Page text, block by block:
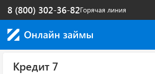
Горячая линия
8 (800) 302-36-82
Кредит 7